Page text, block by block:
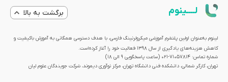
لــــینوم برگشت به بالا
لینوم به‌عنوان اولین پلتفرم آموزشی میکرولرنینگ فارسی، با هدف دسترسی همگانی به آموزش باکیفیت و
کاهش هزینه‌های یادگیری از سال 1398 فعالیت خود را آغاز کرده‌است.
شماره تماس: 71057814-021 (ساعت پاسخگویی ۹ الی ۱۸)
تهران، کارگر شمالی، دانشکده فنی دانشگاه تهران، مرکز نوآوری دیموند، شرکت جویندگان علوم لیان